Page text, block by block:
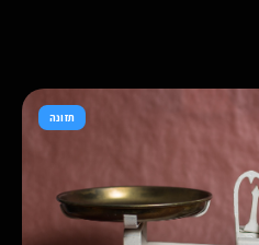
תזונה